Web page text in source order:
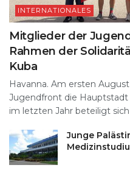
INTERNATIONALES
Mitglieder der
Rahmen der
Kuba
Havanna. Am ersten
Jugendfront die Hauptstadt
im letzten Jahr beteiligt sich
Junge